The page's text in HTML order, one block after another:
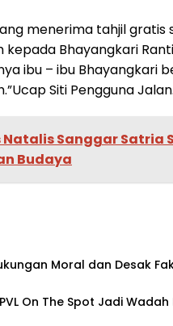
menerima tahjil gratis
Bhayangkari
ibu – ibu Bhayangkari
Siti Pengguna
Natalis Sanggar Satria
Budaya
Moral dan Desak
On The Spot Jadi